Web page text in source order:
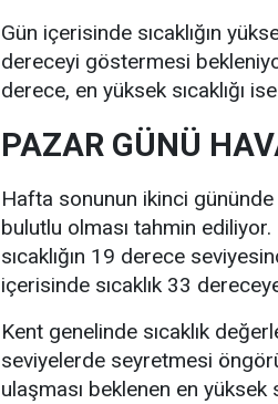
Gün içerisinde sıcaklığın
dereceyi göstermesi
derece, en yüksek sıcaklığı
PAZAR GÜNÜ
Hafta sonunun ikinci gününde
bulutlu olması tahmin
sıcaklığın 19 derece
içerisinde sıcaklık 33
Kent genelinde sıcaklık
seviyelerde seyretmesi
ulaşması beklenen en